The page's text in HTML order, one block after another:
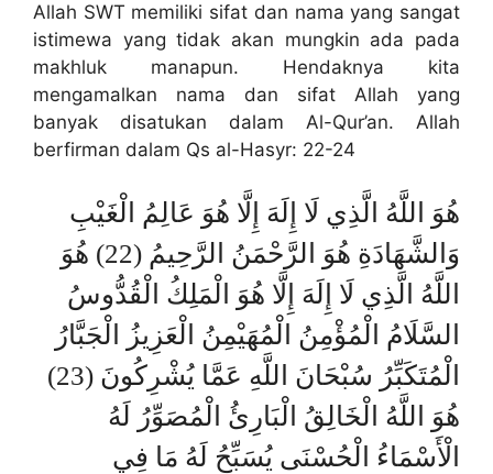
Allah SWT memiliki sifat dan nama yang sangat
istimewa yang tidak akan mungkin ada pada
makhluk manapun. Hendaknya kita
mengamalkan nama dan sifat Allah yang
banyak disatukan dalam Al-Qur’an. Allah
berfirman dalam Qs al-Hasyr: 22-24
هُوَ اللَّهُ الَّذِي لَا إِلَهَ إِلَّا هُوَ عَالِمُ الْغَيْبِ
وَالشَّهَادَةِ هُوَ الرَّحْمَنُ الرَّحِيمُ (22) هُوَ
اللَّهُ الَّذِي لَا إِلَهَ إِلَّا هُوَ الْمَلِكُ الْقُدُّوسُ
السَّلَامُ الْمُؤْمِنُ الْمُهَيْمِنُ الْعَزِيزُ الْجَبَّارُ
الْمُتَكَبِّرُ سُبْحَانَ اللَّهِ عَمَّا يُشْرِكُونَ (23)
هُوَ اللَّهُ الْخَالِقُ الْبَارِئُ الْمُصَوِّرُ لَهُ
الْأَسْمَاءُ الْحُسْنَى يُسَبِّحُ لَهُ مَا فِي